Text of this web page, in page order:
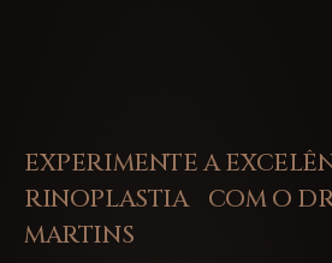
EXPERIMENTE A
RINOPLASTIA COM O
MARTINS